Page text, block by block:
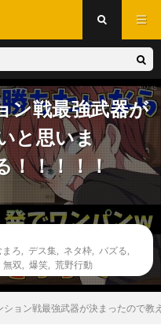
ン戦最強武器が
と思いま
！！！！！
まろ デス集 ネタ枠 バズる
無双 爆笑 荒野行動
ション戦最強武器が決まったので